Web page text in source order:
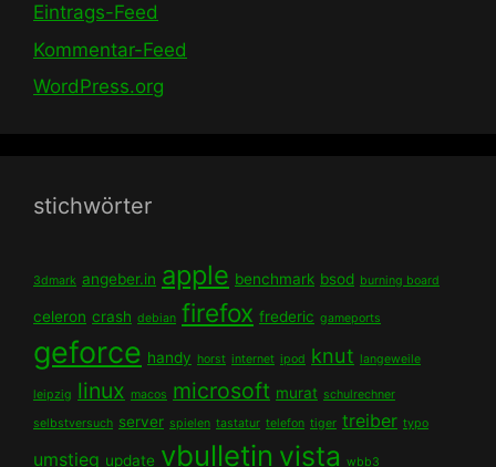
Eintrags-Feed
Kommentar-Feed
WordPress.org
stichwörter
3dmark angeber.in apple benchmark bsod burning board
celeron crash debian firefox frederic gameports
geforce handy horst internet ipod knut langeweile
leipzig linux macos microsoft murat schulrechner
selbstversuch server spielen tastatur telefon tiger treiber typo
umstieg update vbulletin vista wbb3